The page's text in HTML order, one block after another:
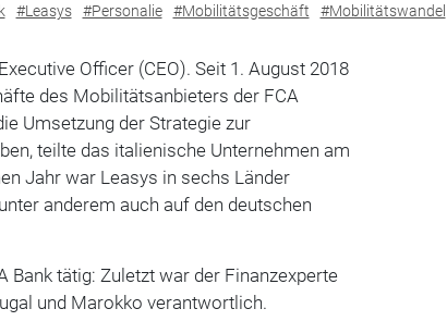
#Leasys #Personalie #Mobilitätsgeschäft #Mobilitätswandel
Officer (CEO). Seit 1. August 2018
des Mobilitätsanbieters der FCA
Umsetzung der Strategie zur
teilte das italienische Unternehmen am
Jahr war Leasys in sechs Länder
anderem auch auf den deutschen
Bank tätig: Zuletzt war der Finanzexperte
und Marokko verantwortlich.